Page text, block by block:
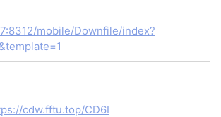
mobile/Downfile/index?
cdw.fftu.top/CD6I